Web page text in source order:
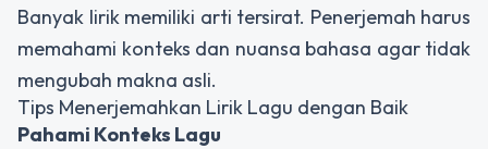
Banyak lirik memiliki arti tersirat. Penerjemah harus
memahami konteks dan nuansa bahasa agar tidak
mengubah makna asli.
Tips Menerjemahkan Lirik Lagu dengan Baik
Pahami Konteks Lagu